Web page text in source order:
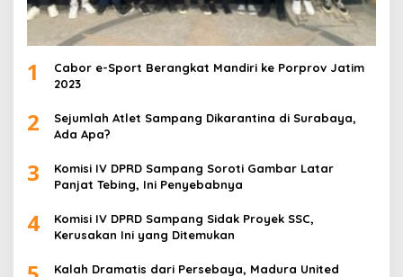
1
Cabor e-Sport Berangkat Mandiri ke Porprov Jatim
2023
2
Sejumlah Atlet Sampang Dikarantina di Surabaya,
Ada Apa?
3
Komisi IV DPRD Sampang Soroti Gambar Latar
Panjat Tebing, Ini Penyebabnya
4
Komisi IV DPRD Sampang Sidak Proyek SSC,
Kerusakan Ini yang Ditemukan
Kalah Dramatis dari Persebaya, Madura United